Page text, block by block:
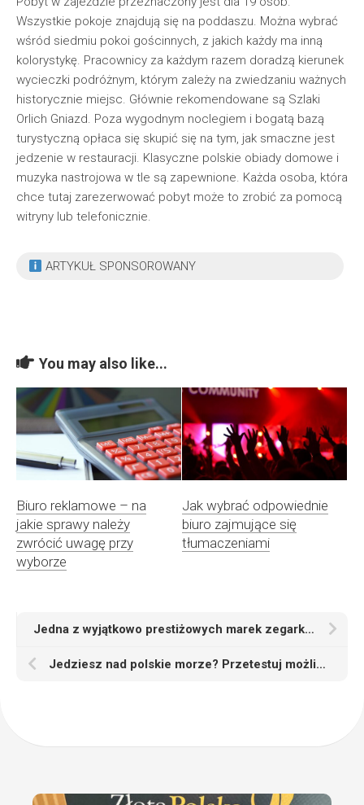
Wszystkie pokoje znajdują się na poddaszu. Można wybrać
wśród siedmiu pokoi gościnnych, z jakich każdy ma inną
kolorystykę. Pracownicy za każdym razem doradzą kierunek
wycieczki podróżnym, którym zależy na zwiedzaniu ważnych
historycznie miejsc. Głównie rekomendowane są Szlaki
Orlich Gniazd. Poza wygodnym noclegiem i bogatą bazą
turystyczną opłaca się skupić się na tym, jak smaczne jest
jedzenie w restauracji. Klasyczne polskie obiady domowe i
muzyka nastrojowa w tle są zapewnione. Każda osoba, która
chce tutaj zarezerwować pobyt może to zrobić za pomocą
witryny lub telefonicznie.
ARTYKUŁ SPONSOROWANY
You may also like...
Biuro reklamowe – na
jakie sprawy należy
zwrócić uwagę przy
wyborze
Jak wybrać odpowiednie
biuro zajmujące się
tłumaczeniami
Jedna z wyjątkowo prestiżowych marek zegarków
Jedziesz nad polskie morze? Przetestuj możliwości taksówek